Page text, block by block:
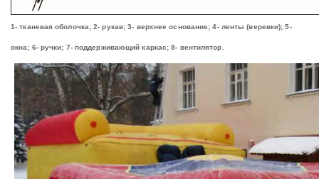
1- тканевая оболочка; 2- рукав; 3- верхнее основание; 4- ленты (веревки); 5-
окна; 6- ручки; 7- поддерживающий каркас; 8- вентилятор.